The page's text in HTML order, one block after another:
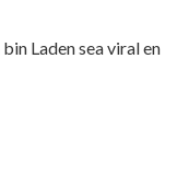
Laden sea viral en